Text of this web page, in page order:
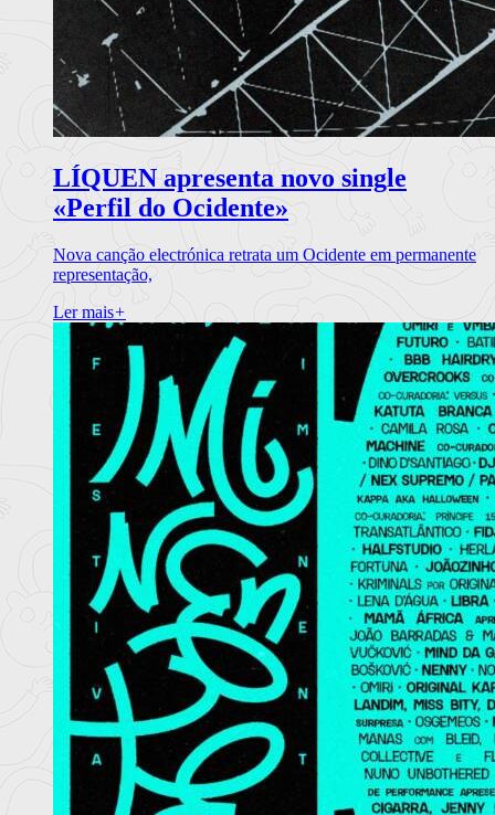
LÍQUEN apresenta novo single
«Perfil do Ocidente»
Nova canção electrónica retrata um Ocidente em permanente
representação,
Ler mais+